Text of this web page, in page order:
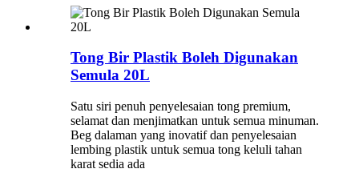
Tong Bir Plastik Boleh Digunakan
Semula 20L
Satu siri penuh penyelesaian tong premium,
selamat dan menjimatkan untuk semua minuman.
Beg dalaman yang inovatif dan penyelesaian
lembing plastik untuk semua tong keluli tahan
karat sedia ada